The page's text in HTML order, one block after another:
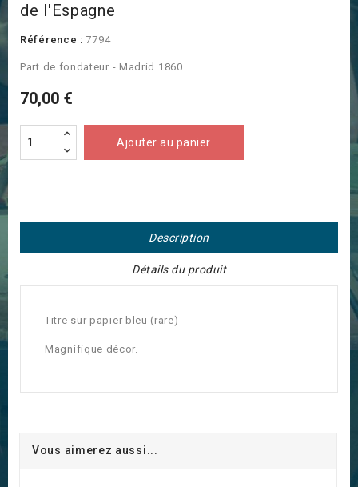
de l'Espagne
Référence : 7794
Part de fondateur - Madrid 1860
70,00 €
Ajouter au panier
Description
Détails du produit
Titre sur papier bleu (rare)
Magnifique décor.
Vous aimerez aussi...